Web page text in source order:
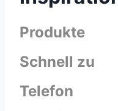
Produkte
Schnell zu
Telefon